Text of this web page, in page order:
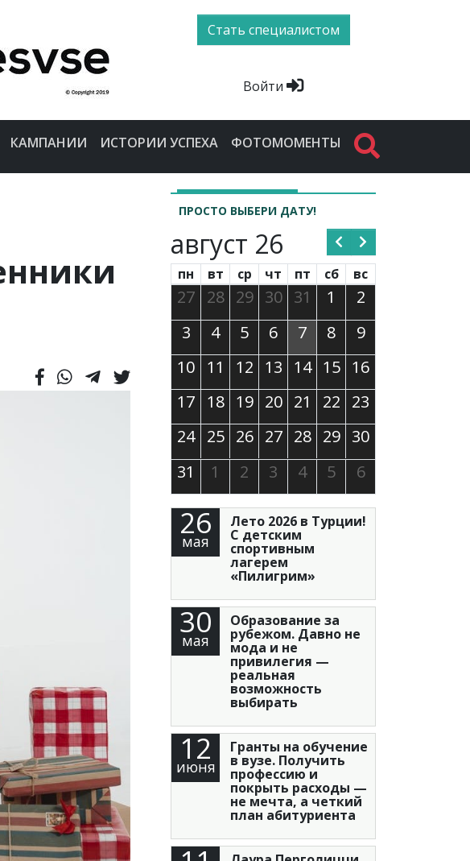
Стать специалистом
Войти
КАМПАНИИ ИСТОРИИ УСПЕХА ФОТОМОМЕНТЫ
ПРОСТО ВЫБЕРИ ДАТУ!
август 26
пн вт ср чт пт сб вс
27 28 29 30 31 1
2
3
4 5 6 7 8
9
10 11 12 13 14 15 16
17 18 19 20 21 22 23
24 25 26 27 28 29 30
31
1 2 3 4 5 6
26
мая
Лето 2026 в Турции!
С детским
спортивным
лагерем
«Пилигрим»
30
мая
Образование за
рубежом. Давно не
мода и не
привилегия —
реальная
возможность
выбирать
12
июня
Гранты на обучение
в вузе. Получить
профессию и
покрыть расходы —
не мечта, а четкий
план абитуриента